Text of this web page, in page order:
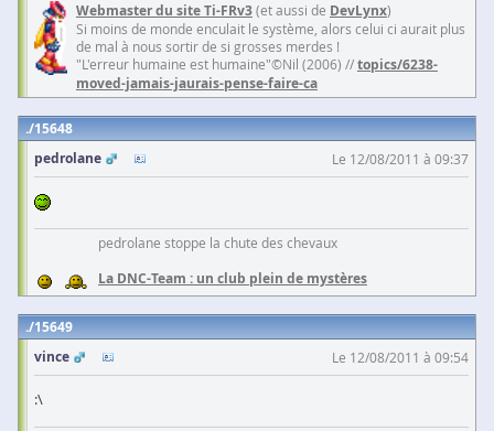
Webmaster du site Ti-FRv3(et aussi de DevLynx)
Si moins de monde enculait le système, alors celui ci aurait plus
de mal à nous sortir de si grosses merdes !
"L'erreur humaine est humaine"©Nil (2006) //topics/6238-
moved-jamais-jaurais-pense-faire-ca
15648
pedrolane
Le 12/08/2011 à 09:37
pedrolane stoppe la chute des chevaux
La DNC-Team : un club plein de mystères
15649
vince
Le 12/08/2011 à 09:54
:\